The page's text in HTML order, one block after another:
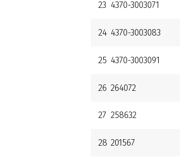
23 4370-3003071
24 4370-3003083
25 4370-3003091
26 264072
27 258632
28 201567